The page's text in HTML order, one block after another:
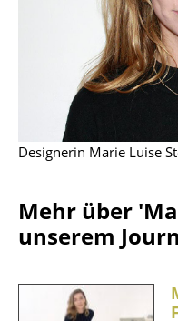
Stehleuchten &
Bodenleuchten
Wandleuchten
Akkuleuchten
... alle Leuchten
Betten
Designerin Marie Luise
Mehr über
unserem